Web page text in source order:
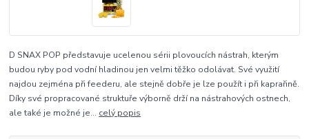
D SNAX POP představuje ucelenou sérii plovoucích nástrah, kterým
budou ryby pod vodní hladinou jen velmi těžko odolávat. Své využití
najdou zejména při feederu, ale stejně dobře je lze použít i při kaprařině.
Díky své propracované struktuře výborně drží na nástrahových ostnech,
ale také je možné je... celý popis